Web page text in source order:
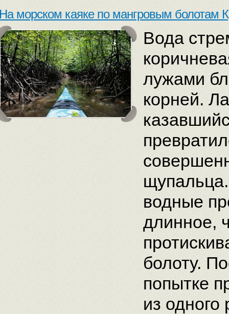
морском каяке по мангровым болотам
Вода
лужами
корней.
водные
длинное,
болоту.
попытке
из одного